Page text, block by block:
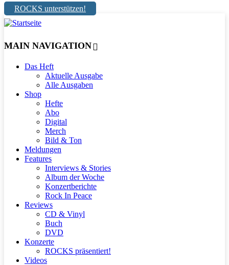
ROCKS unterstützen!
MAIN NAVIGATION
Das Heft
Aktuelle Ausgabe
Alle Ausgaben
Shop
Hefte
Abo
Digital
Merch
Bild & Ton
Meldungen
Features
Interviews & Stories
Album der Woche
Konzertberichte
Rock In Peace
Reviews
CD & Vinyl
Buch
DVD
Konzerte
ROCKS präsentiert!
Videos